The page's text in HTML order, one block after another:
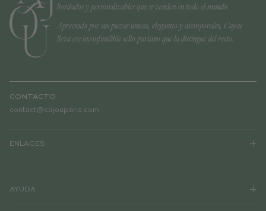
bordados y personalizables que se venden en todo el mundo.
Apreciada por sus piezas únicas, elegantes y atemporales, Cajou
lleva ese inconfundible sello parisino que la distingue del resto.
CONTACTO
contact@cajouparis.com
ENLACES
AYUDA